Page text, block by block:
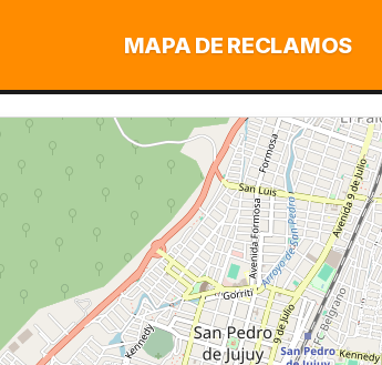
MAPA DE RECLAMOS